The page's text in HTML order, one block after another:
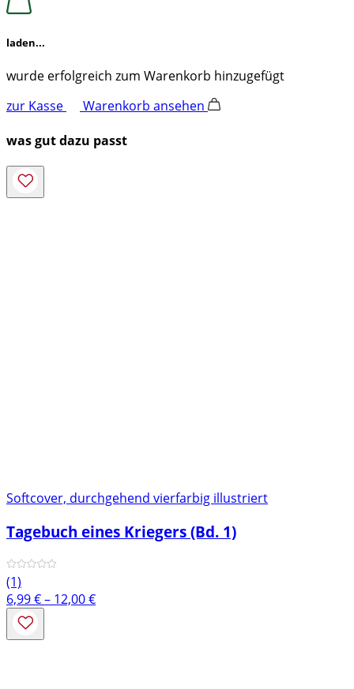
laden...
wurde erfolgreich zum Warenkorb hinzugefügt
zur Kasse
Warenkorb ansehen
was gut dazu passt
Softcover, durchgehend vierfarbig illustriert
Tagebuch eines Kriegers (Bd. 1)
(1)
6,99€– 12,00€Preisspanne: